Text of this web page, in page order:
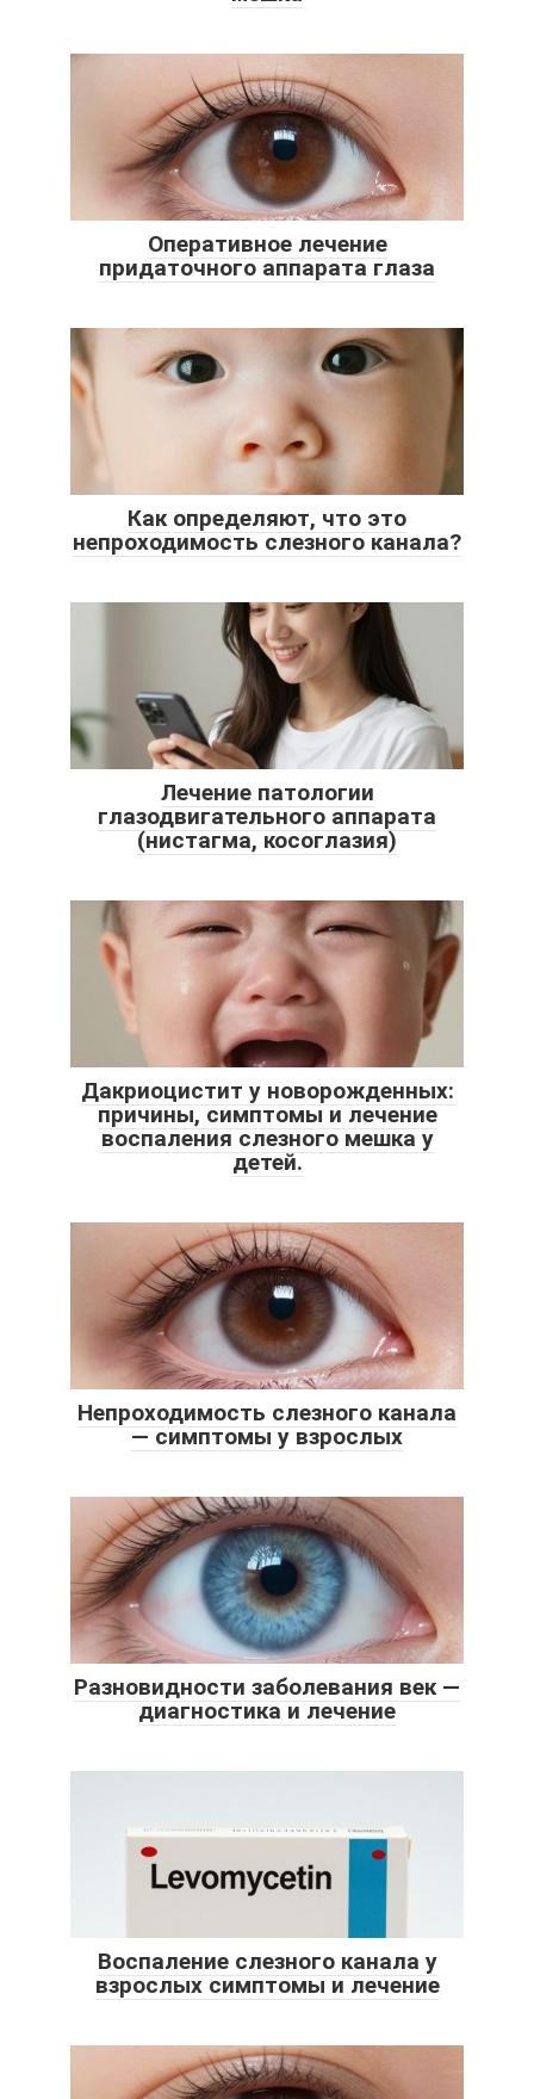
Оперативное лечение
придаточного аппарата глаза
Как определяют, что это
непроходимость слезного канала?
Лечение патологии
глазодвигательного аппарата
(нистагма, косоглазия)
Дакриоцистит у новорожденных:
причины, симптомы и лечение
воспаления слезного мешка у
детей.
Непроходимость слезного канала
— симптомы у взрослых
Разновидности заболевания век —
диагностика и лечение
Воспаление слезного канала у
взрослых симптомы и лечение